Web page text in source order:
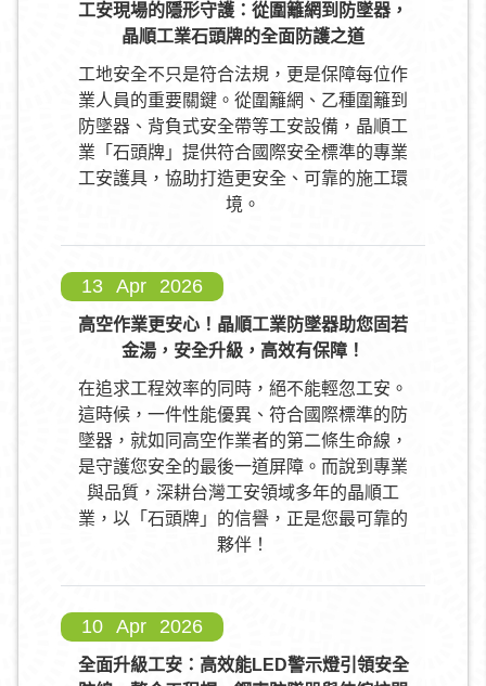
工安現場的隱形守護：從圍籬網到防墜器，
晶順工業石頭牌的全面防護之道
工地安全不只是符合法規，更是保障每位作
業人員的重要關鍵。從圍籬網、乙種圍籬到
防墜器、背負式安全帶等工安設備，晶順工
業「石頭牌」提供符合國際安全標準的專業
工安護具，協助打造更安全、可靠的施工環
境。
13 Apr 2026
高空作業更安心！晶順工業防墜器助您固若
金湯，安全升級，高效有保障！
在追求工程效率的同時，絕不能輕忽工安。
這時候，一件性能優異、符合國際標準的防
墜器，就如同高空作業者的第二條生命線，
是守護您安全的最後一道屏障。而說到專業
與品質，深耕台灣工安領域多年的晶順工
業，以「石頭牌」的信譽，正是您最可靠的
夥伴！
10 Apr 2026
全面升級工安：高效能LED警示燈引領安全